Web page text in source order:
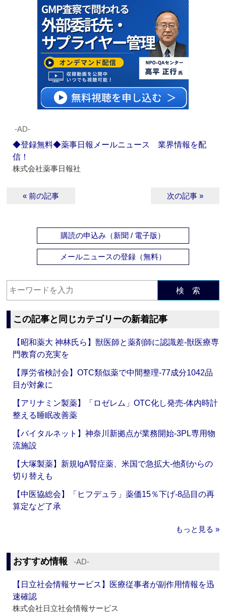
‐AD‐
◆登録無料◆薬事日報メールニュース 業界情報を配
信！
株式会社薬事日報社
« 前の記事 次の記事 »
購読の申込み（新聞 / 電子版）
メールニュースの登録（無料）
検 索
この記事と同じカテゴリーの新着記事
【昭和薬大 神林氏ら】獣医師と薬剤師に認識差‐獣医療専
門教育の充実を
【厚労省検討会】OTC類似薬で中間整理‐77成分1042品
目が対象に
【アリナミン製薬】「ロゼレム」OTC化し発売‐体内時計
整える睡眠改善薬
【バイタルネット】神奈川新拠点が業務開始‐3PL専用物
流施設
【大塚製薬】新規IgA腎症薬、米国で急拡大‐他剤からの
切り替えも
【中医協総会】「ヒフデュラ」薬価15％下げ‐8品目の再
算定など了承
もっと見る »
おすすめ情報 ‐AD‐
【日立社会情報サービス】医療従事者が副作用情報を迅
速確認
株式会社日立社会情報サービス